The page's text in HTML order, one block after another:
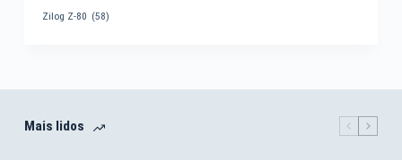
Zilog Z-80 (58)
Mais lidos